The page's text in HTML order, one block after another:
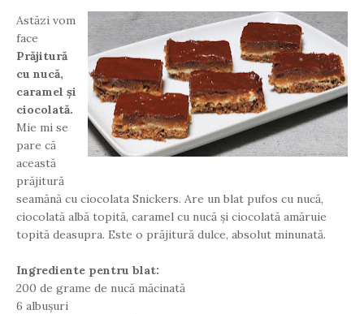
Astăzi vom
face
Prăjitură
cu nucă,
caramel și
ciocolată.
Mie mi se
pare că
această
prăjitură
seamănă cu ciocolata Snickers. Are un blat pufos cu nucă,
ciocolată albă topită, caramel cu nucă și ciocolată amăruie
topită deasupra. Este o prăjitură dulce, absolut minunată.
Ingrediente pentru blat:
200 de grame de nucă măcinată
6 albușuri